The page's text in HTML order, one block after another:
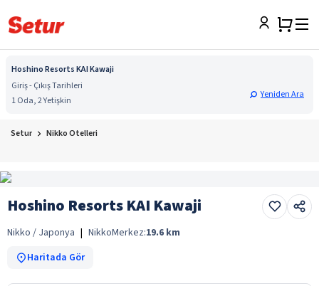
Hoshino Resorts KAI Kawaji
Giriş - Çıkış Tarihleri
1 Oda, 2 Yetişkin
Yeniden Ara
Setur Nikko Otelleri
Hoshino Resorts KAI Kawaji
Nikko / Japonya | NikkoMerkez:19.6 km
Haritada Gör